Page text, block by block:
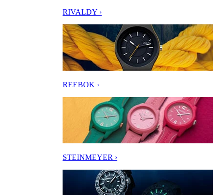
RIVALDY ›
REEBOK ›
STEINMEYER ›